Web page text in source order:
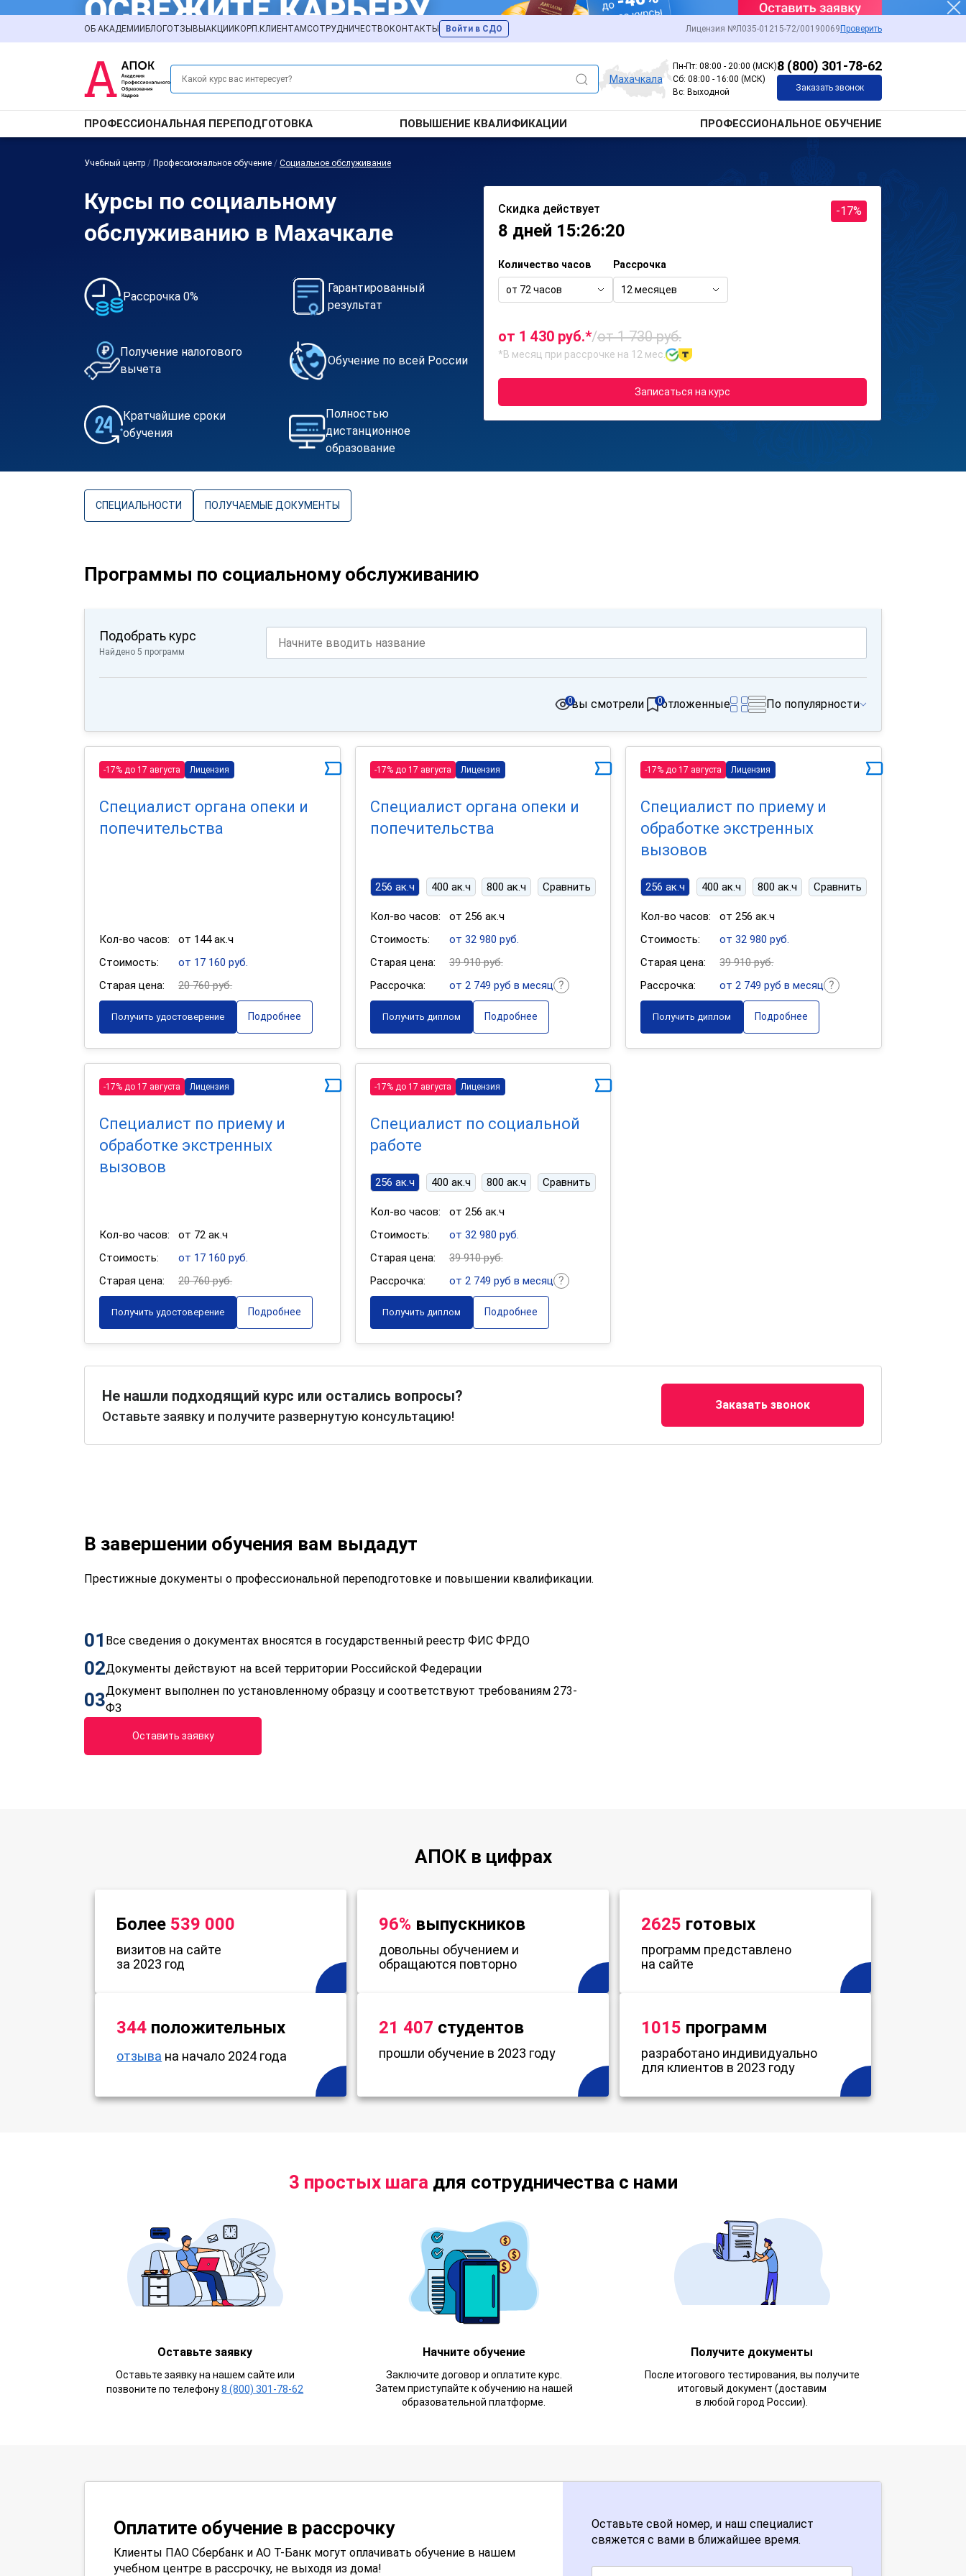
ОБ АКАДЕМИИ БЛОГОТЗЫВЫ АКЦИИ КОРП.КЛИЕНТАМСОТРУДНИЧЕСТВО КОНТАКТЫ Войти в СДО Лицензия №Л035-01215-72/00190069 Проверить
Махачкала
Пн-Пт: 08:00 - 20:00 (МСК)
Сб: 08:00 - 16:00 (МСК)
Вс: Выходной
8 (800) 301-78-62
Заказать звонок
ПРОФЕССИОНАЛЬНАЯ ПЕРЕПОДГОТОВКА ПОВЫШЕНИЕ КВАЛИФИКАЦИИ ПРОФЕССИОНАЛЬНОЕ ОБУЧЕНИЕ
Учебный центр / Профессиональное обучение / Социальное обслуживание
Курсы по социальному
обслуживанию в Махачкале
Рассрочка 0%
Гарантированный
результат
Получение налогового
вычета
Обучение по всей России
Кратчайшие сроки
обучения
Полностью
дистанционное
образование
Скидка действует
8 дней 15:26:20
-17%
Количество часов
от 72 часов
Рассрочка
12 месяцев
от 1 430 руб.*/от 1 730 руб.
*В месяц при рассрочке на 12 мес.
Записаться на курс
СПЕЦИАЛЬНОСТИ ПОЛУЧАЕМЫЕ ДОКУМЕНТЫ
Программы по социальному обслуживанию
Подобрать курс
Найдено 5 программ
вы смотрели
0 отложенные
0 По популярности
-17% до 17 августа Лицензия
Специалист органа опеки и
попечительства
Кол-во часов:
от 144 ак.ч
Стоимость:
от 17 160 руб.
Старая цена:
20 760 руб.
Получить удостоверение Подробнее
-17% до 17 августа Лицензия
Специалист органа опеки и
попечительства
256 ак.ч 400 ак.ч 800 ак.ч Сравнить
Кол-во часов:
от 256 ак.ч
Стоимость:
от 32 980 руб.
Старая цена:
39 910 руб.
Рассрочка:
от 2 749 руб в месяц
Получить диплом Подробнее
-17% до 17 августа Лицензия
Специалист по приему и
обработке экстренных
вызовов
256 ак.ч 400 ак.ч 800 ак.ч Сравнить
Кол-во часов:
от 256 ак.ч
Стоимость:
от 32 980 руб.
Старая цена:
39 910 руб.
Рассрочка:
от 2 749 руб в месяц
Получить диплом Подробнее
-17% до 17 августа Лицензия
Специалист по приему и
обработке экстренных
вызовов
Кол-во часов:
от 72 ак.ч
Стоимость:
от 17 160 руб.
Старая цена:
20 760 руб.
Получить удостоверение Подробнее
-17% до 17 августа Лицензия
Специалист по социальной
работе
256 ак.ч 400 ак.ч 800 ак.ч Сравнить
Кол-во часов:
от 256 ак.ч
Стоимость:
от 32 980 руб.
Старая цена:
39 910 руб.
Рассрочка:
от 2 749 руб в месяц
Получить диплом Подробнее
Не нашли подходящий курс или остались вопросы?
Оставьте заявку и получите развернутую консультацию!
Заказать звонок
В завершении обучения вам выдадут
Престижные документы о профессиональной переподготовке и повышении квалификации.
01 Все сведения о документах вносятся в государственный реестр ФИС ФРДО
02Документы действуют на всей территории Российской Федерации
03Документ выполнен по установленному образцу и соответствуют требованиям 273-
ФЗ
Оставить заявку
АПОК в цифрах
Более 539 000
визитов на сайте
за 2023 год
96% выпускников
довольны обучением и
обращаются повторно
2625 готовых
программ представлено
на сайте
344 положительных
отзыва на начало 2024 года
21 407 студентов
прошли обучение в 2023 году
1015 программ
разработано индивидуально
для клиентов в 2023 году
3 простых шага для сотрудничества с нами
Оставьте заявку
Оставьте заявку на нашем сайте или
позвоните по телефону8 (800) 301-78-62
Начните обучение
Заключите договор и оплатите курс.
Затем приступайте к обучению на нашей
образовательной платформе.
Получите документы
После итогового тестирования, вы получите
итоговый документ (доставим
в любой город России).
Оплатите обучение в рассрочку
Клиенты ПАО Сбербанк и АО Т-Банк могут оплачивать обучение в нашем
учебном центре в рассрочку, не выходя из дома!
Оставьте свой номер, и наш специалист
свяжется с вами в ближайшее время.